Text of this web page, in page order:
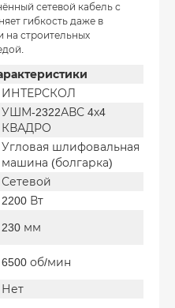
сетевой кабель с
гибкость даже в
на строительных
ИНТЕРСКОЛ
УШМ-2322АВС 4х4
КВАДРО
Угловая шлифовальная
машина (болгарка)
Сетевой
2200 Вт
230 мм
6500 об/мин
Нет